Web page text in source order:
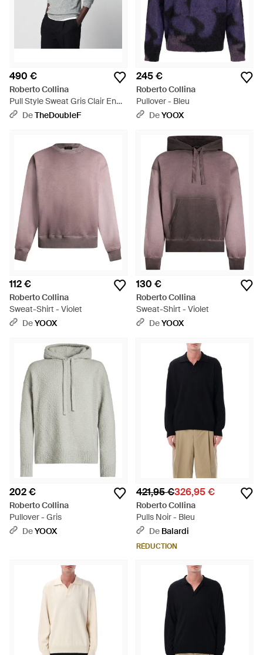
490 €
Roberto Collina
Pull Style Sweat Gris Clair En
Cachemire - Gris
DeTheDoubleF
245 €
Roberto Collina
Pullover - Bleu
DeYOOX
112 €
Roberto Collina
Sweat-Shirt - Violet
DeYOOX
130 €
Roberto Collina
Sweat-Shirt - Violet
DeYOOX
202 €
Roberto Collina
Pullover - Gris
DeYOOX
421,95 €326,95 €
Roberto Collina
Pulls Noir - Bleu
De Balardi
RÉDUCTION